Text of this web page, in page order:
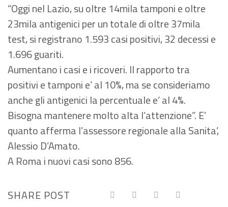
“Oggi nel Lazio, su oltre 14mila tamponi e oltre
23mila antigenici per un totale di oltre 37mila
test, si registrano 1.593 casi positivi, 32 decessi e
1.696 guariti.
Aumentano i casi e i ricoveri. Il rapporto tra
positivi e tamponi e’ al 10%, ma se consideriamo
anche gli antigenici la percentuale e’ al 4%.
Bisogna mantenere molto alta l’attenzione”. E’
quanto afferma l’assessore regionale alla Sanita’,
Alessio D’Amato.
A Roma i nuovi casi sono 856.
SHARE POST